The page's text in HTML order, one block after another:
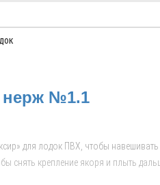
нерж №1.1
для лодок ПВХ, чтобы
снять крепление якоря и плыть